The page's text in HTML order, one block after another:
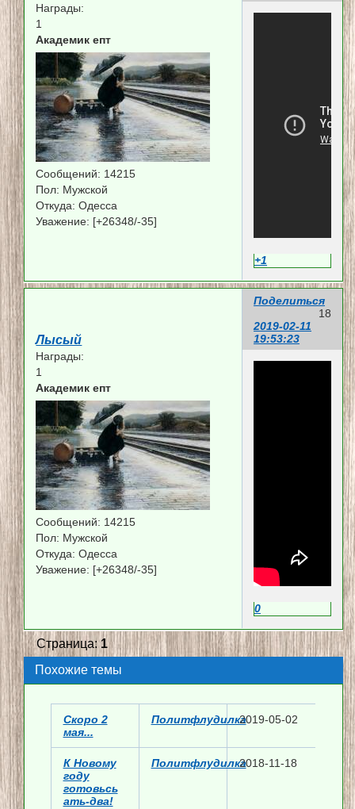
Награды:
1
Академик епт
Сообщений: 14215
Пол: Мужской
Откуда: Одесса
Уважение: [+26348/-35]
+1
Поделиться
18
2019-02-11
19:53:23
Лысый
Награды:
1
Академик епт
Сообщений: 14215
Пол: Мужской
Откуда: Одесса
Уважение: [+26348/-35]
0
Страница:1
Похожие темы
Скоро 2
мая...
Политфлудилка2019-05-02
К Новому
году
готовьсь
ать-два!
Политфлудилка2018-11-18